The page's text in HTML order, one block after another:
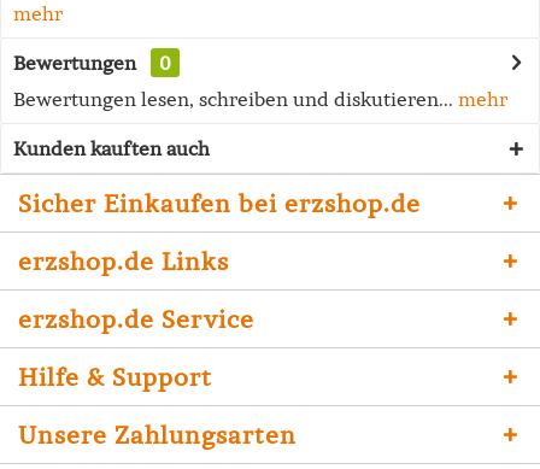
mehr
Bewertungen
0
Bewertungen lesen, schreiben und diskutieren... mehr
Kunden kauften auch
Sicher Einkaufen bei erzshop.de
erzshop.de Links
erzshop.de Service
Hilfe & Support
Unsere Zahlungsarten